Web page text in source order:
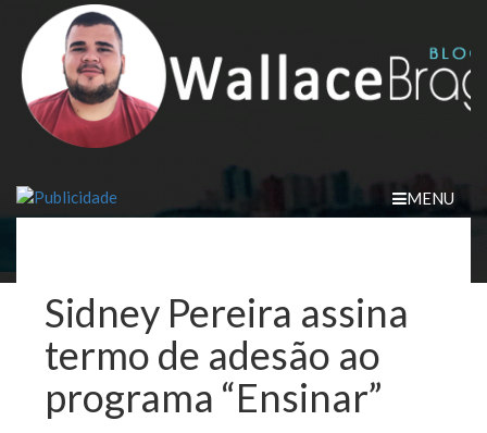
content
MENU
Sidney Pereira assina
termo de adesão ao
programa “Ensinar”